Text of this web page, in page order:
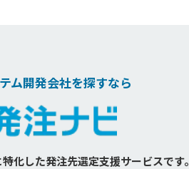
ム開発会社を探すなら
化した発注先選定支援サービスです